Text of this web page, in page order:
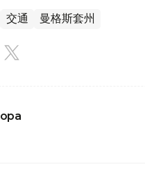
交通 曼格斯套州